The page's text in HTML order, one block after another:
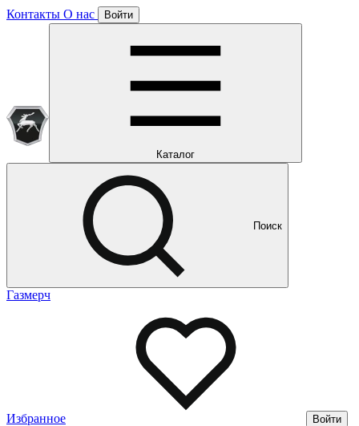
Контакты О нас Войти
Каталог
Поиск
Газмерч
Избранное Войти
Отлично!
Подписка уже оформлена